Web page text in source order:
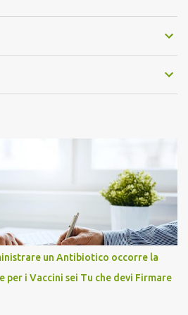
un Antibiotico occorre la
per i Vaccini sei Tu che devi Firmare